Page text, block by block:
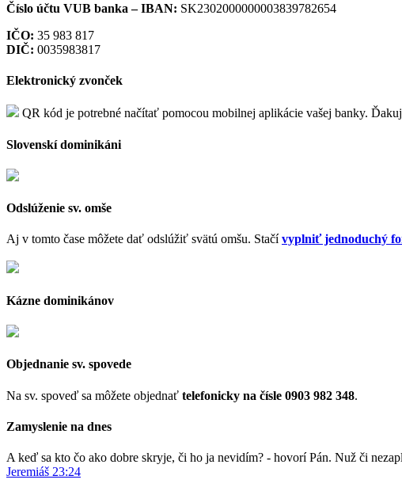
Číslo účtu VUB banka –IBAN: SK2302000000003839782654
IČO: 35 983 817
DIČ: 0035983817
Elektronický zvonček
QR kód je potrebné načítať pomocou mobilnej aplikácie vašej banky.
Slovenskí dominikáni
Odslúženie sv. omše
Aj v tomto čase môžete dať odslúžiť svätú omšu. Stačívyplniť jednoduchý
Kázne dominikánov
Objednanie sv. spovede
Na sv. spoveď sa môžete objednať telefonicky na čísle 0903 982 348.
Zamyslenie na dnes
A keď sa kto čo ako dobre skryje, či ho ja nevidím? - hovorí Pán. Nuž či
Jeremiáš 23:24